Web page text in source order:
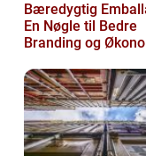
Bæredygtig
En Nøgle til Bedre
Branding og